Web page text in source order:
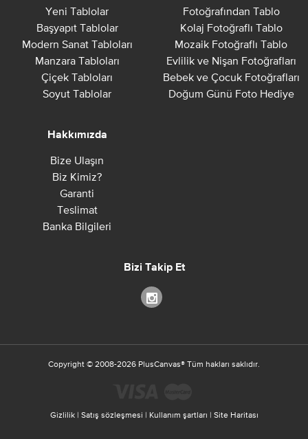
Yeni Tablolar
Başyapıt Tablolar
Modern Sanat Tabloları
Manzara Tabloları
Çiçek Tabloları
Soyut Tablolar
Fotoğrafından Tablo
Kolaj Fotoğraflı Tablo
Mozaik Fotoğraflı Tablo
Evlilik ve Nişan Fotoğrafları
Bebek ve Çocuk Fotoğrafları
Doğum Günü Foto Hediye
Hakkımızda
Bize Ulaşın
Biz Kimiz?
Garanti
Teslimat
Banka Bilgileri
Bizi Takip Et
Copyright © 2008-2026 PlusCanvas® Tüm hakları saklıdır.
Gizlilik| Satış sözleşmesi | Kullanım şartları | Site Haritası